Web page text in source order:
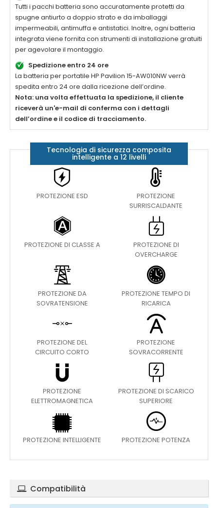
Tutti i pacchi batteria sono accuratamente protetti da
spugne antiurto a doppio strato e da imballaggi
impermeabili, antimuffa e antistatici. Inoltre, ogni batteria
integrata viene fornita con strumenti di installazione gratuiti
per agevolare il montaggio.
Spedizione entro 24 ore
La batteria per portatile HP Pavilion 15-AW010NWverrà
spedita entro 24 ore dalla ricezione dell’ordine.
Nota: una volta effettuata la spedizione, il cliente
riceverà un'e-mail di conferma con i dettagli
dell’ordine e il codice di tracciamento.
Tecnologia di sicurezza composita
intelligente a 12 livelli
PROTEZIONE ESD
PROTEZIONE
SURRISCALDANTE
PROTEZIONE DI CLASSE A
PROTEZIONE DI
OVERCHARGE
PROTEZIONE DA
SOVRATENSIONE
PROTEZIONE TEMPO DI
RICARICA
PROTEZIONE DEL
CIRCUITO CORTO
PROTEZIONE
SOVRACORRENTE
PROTEZIONE
ELETTROMAGNETICA
PROTEZIONE DI SCARICO
SUPERIORE
PROTEZIONE INTELLIGENTE PROTEZIONE POTENZA
Compatibilità